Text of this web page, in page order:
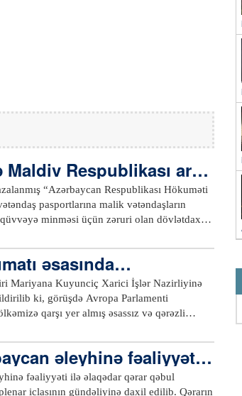
Respublikası aras
“Azərbaycan Respublikası Hökuməti
pasportlarına malik vətəndaşların
qüvvəyə minməsi üçün zəruri olan dövlətdaxili
uyğun olaraq, sənəd 2026-cı il aprelin
etibarlı ümumvətəndaş pasportlarına
olmaq, oranı tərk etmək və ya tranzit
gündən artıq olmamaq şərti ilə həmin
əsasında…
Mariyana Kuyunciç Xarici İşlər Nazirliyinə
qarşı yer almış əsassız və qərəzli
etdiyi, obyektivlik prinsiplərinə, dövlətlərin
zidd olduğu vurğulanıb. Avropa
normallaşma prosesinə, eləcə də
perspektivlərinə mənfi təsir etdiyi
əleyhinə fəaliyyəti i
fəaliyyəti ilə əlaqədar qərar qəbul
iclasının gündəliyinə daxil edilib. Qərarın